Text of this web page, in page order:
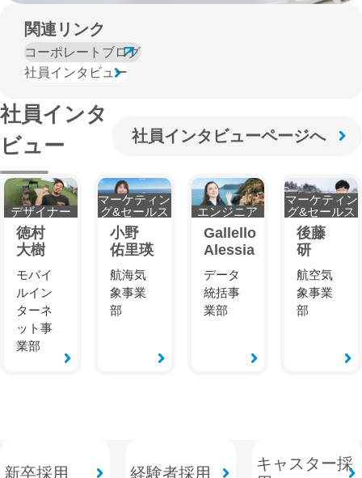
関連リンク
コーポレートブログ
社員インタビュー
社員インタ
ビュー
社員インタビューページへ
デザイナー
徳村
大樹
モバイ
ルイン
ターネ
ット事
業部
マーケティン
グ&セールス
小野
佑里瑛
航海気
象事業
部
エンジニア
Gallello
Alessia
データ
統括事
業部
マーケティン
グ&セールス
後藤
研
航空気
象事業
部
新卒採用 経験者採用
キャスター採